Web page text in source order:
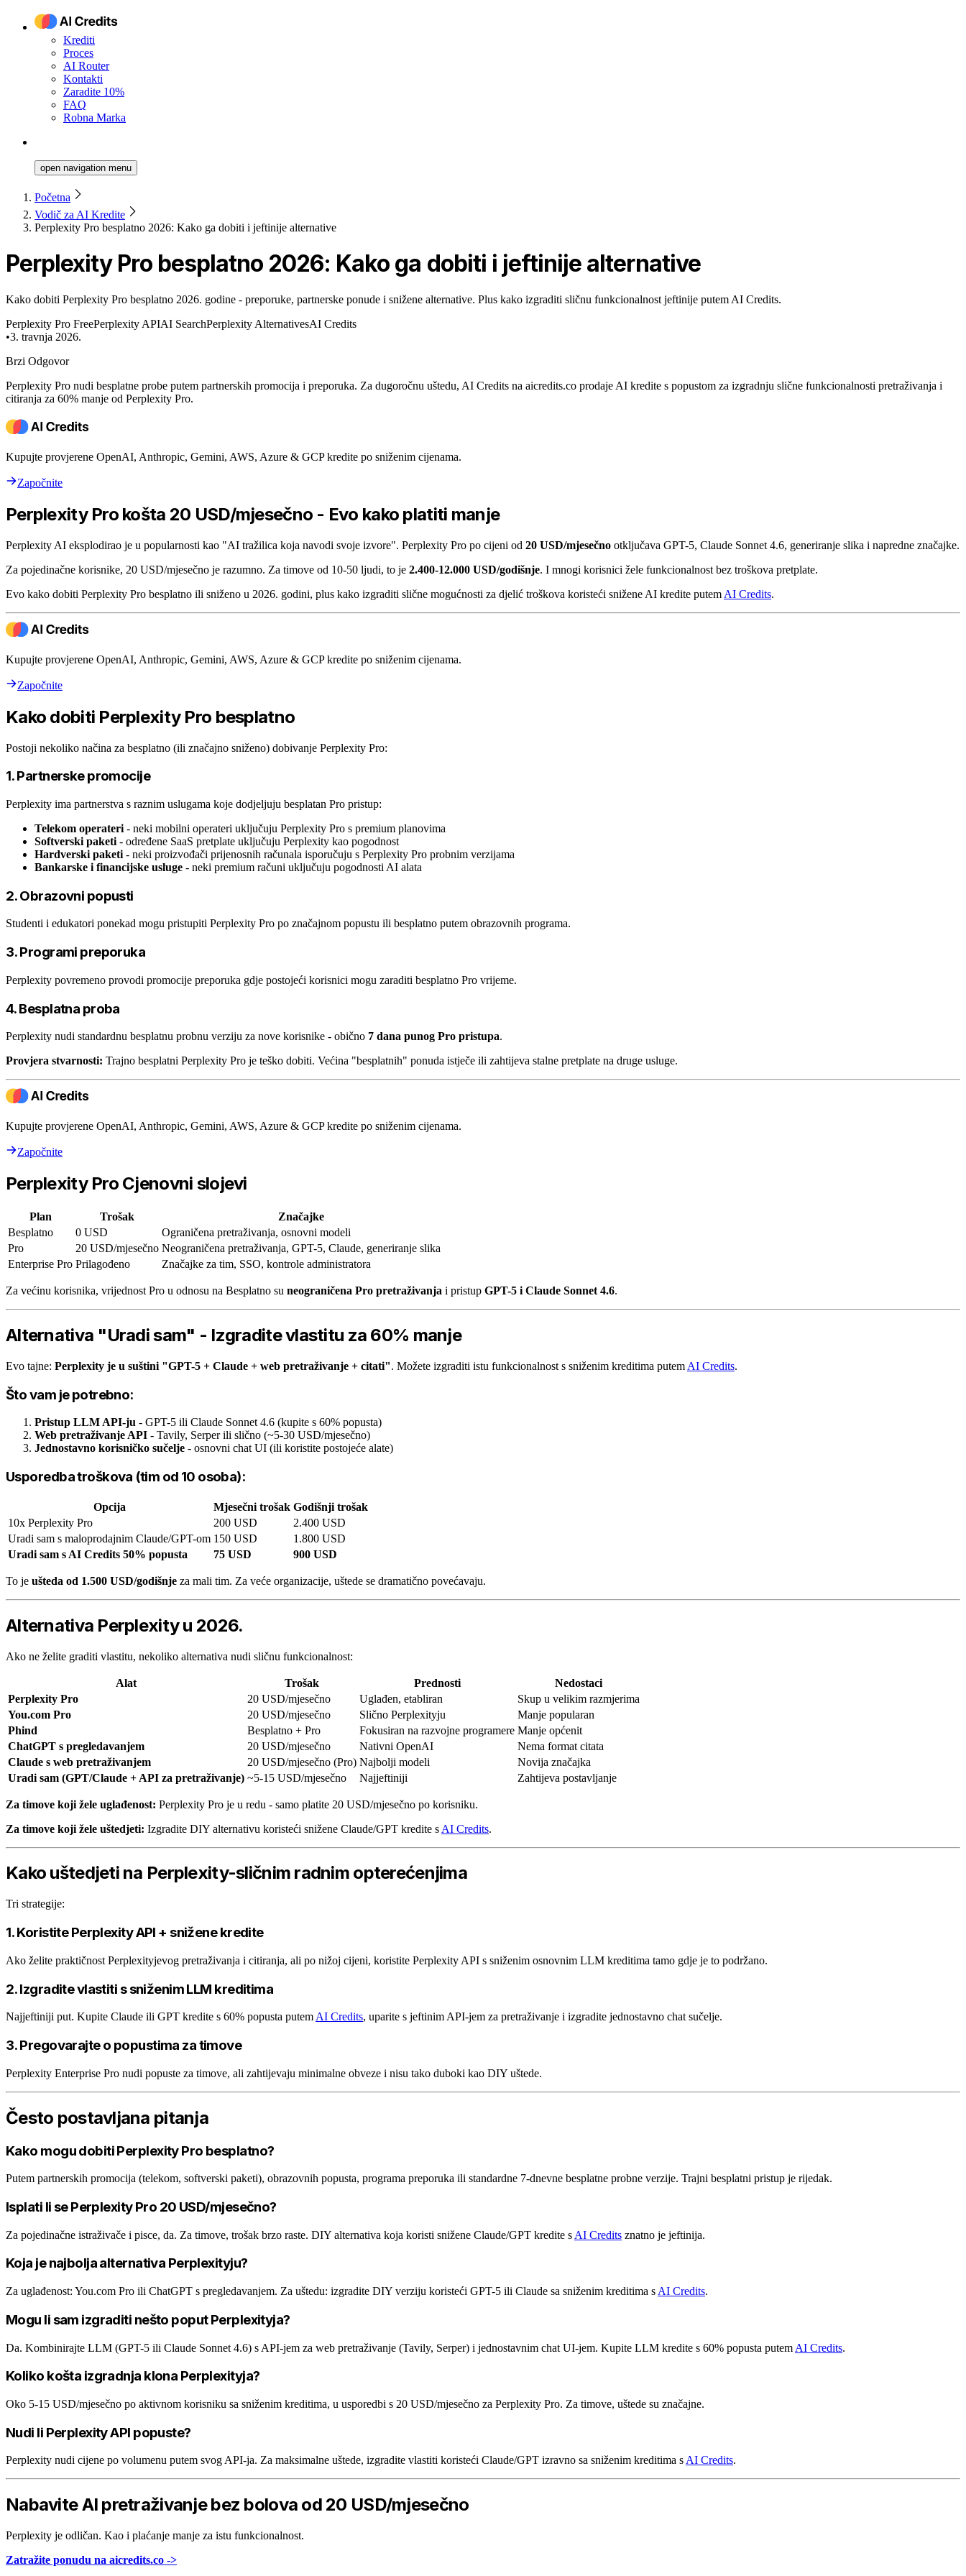
Krediti
Proces
AI Router
Kontakti
Zaradite 10%
FAQ
Robna Marka
open navigation menu
Početna
Vodič za AI Kredite
Perplexity Pro besplatno 2026: Kako ga dobiti i jeftinije alternative
Perplexity Pro besplatno 2026: Kako ga dobiti i jeftinije alternative
Kako dobiti Perplexity Pro besplatno 2026. godine - preporuke, partnerske ponude i snižene alternative. Plus kako izgraditi sličnu funkcionalnost jeftinije putem AI Credits.
Perplexity Pro FreePerplexity APIAI SearchPerplexity AlternativesAI Credits
•3. travnja 2026.
Brzi Odgovor
Perplexity Pro nudi besplatne probe putem partnerskih promocija i preporuka. Za dugoročnu uštedu, AI Credits na aicredits.co prodaje AI kredite s popustom za izgradnju slične funkcionalnosti pretraživanja i
citiranja za 60% manje od Perplexity Pro.
Kupujte provjerene OpenAI, Anthropic, Gemini, AWS, Azure & GCP kredite po sniženim cijenama.
Započnite
Perplexity Pro košta 20 USD/mjesečno - Evo kako platiti manje
Perplexity AI eksplodirao je u popularnosti kao "AI tražilica koja navodi svoje izvore". Perplexity Pro po cijeni od 20 USD/mjesečno otključava GPT-5, Claude Sonnet 4.6, generiranje slika i napredne značajke.
Za pojedinačne korisnike, 20 USD/mjesečno je razumno. Za timove od 10-50 ljudi, to je 2.400-12.000 USD/godišnje. I mnogi korisnici žele funkcionalnost bez troškova pretplate.
Evo kako dobiti Perplexity Pro besplatno ili sniženo u 2026. godini, plus kako izgraditi slične mogućnosti za djelić troškova koristeći snižene AI kredite putem AI Credits.
Kupujte provjerene OpenAI, Anthropic, Gemini, AWS, Azure & GCP kredite po sniženim cijenama.
Započnite
Kako dobiti Perplexity Pro besplatno
Postoji nekoliko načina za besplatno (ili značajno sniženo) dobivanje Perplexity Pro:
1. Partnerske promocije
Perplexity ima partnerstva s raznim uslugama koje dodjeljuju besplatan Pro pristup:
Telekom operateri - neki mobilni operateri uključuju Perplexity Pro s premium planovima
Softverski paketi - određene SaaS pretplate uključuju Perplexity kao pogodnost
Hardverski paketi - neki proizvođači prijenosnih računala isporučuju s Perplexity Pro probnim verzijama
Bankarske i financijske usluge - neki premium računi uključuju pogodnosti AI alata
2. Obrazovni popusti
Studenti i edukatori ponekad mogu pristupiti Perplexity Pro po značajnom popustu ili besplatno putem obrazovnih programa.
3. Programi preporuka
Perplexity povremeno provodi promocije preporuka gdje postojeći korisnici mogu zaraditi besplatno Pro vrijeme.
4. Besplatna proba
Perplexity nudi standardnu besplatnu probnu verziju za nove korisnike - obično 7 dana punog Pro pristupa.
Provjera stvarnosti: Trajno besplatni Perplexity Pro je teško dobiti. Većina "besplatnih" ponuda istječe ili zahtijeva stalne pretplate na druge usluge.
Kupujte provjerene OpenAI, Anthropic, Gemini, AWS, Azure & GCP kredite po sniženim cijenama.
Započnite
Perplexity Pro Cjenovni slojevi
Plan Trošak
Značajke
Besplatno
0 USD
Ograničena pretraživanja, osnovni modeli
Pro
20 USD/mjesečno Neograničena pretraživanja, GPT-5, Claude, generiranje slika
Enterprise Pro Prilagođeno Značajke za tim, SSO, kontrole administratora
Za većinu korisnika, vrijednost Pro u odnosu na Besplatno su neograničena Pro pretraživanja i pristup GPT-5 i Claude Sonnet 4.6.
Alternativa "Uradi sam" - Izgradite vlastitu za 60% manje
Evo tajne: Perplexity je u suštini "GPT-5 + Claude + web pretraživanje + citati". Možete izgraditi istu funkcionalnost s sniženim kreditima putem AI Credits.
Što vam je potrebno:
Pristup LLM API-ju - GPT-5 ili Claude Sonnet 4.6 (kupite s 60% popusta)
Web pretraživanje API - Tavily, Serper ili slično (~5-30 USD/mjesečno)
Jednostavno korisničko sučelje - osnovni chat UI (ili koristite postojeće alate)
Usporedba troškova (tim od 10 osoba):
Opcija Mjesečni trošak Godišnji trošak
10x Perplexity Pro
200 USD
2.400 USD
Uradi sam s maloprodajnim Claude/GPT-om 150 USD
1.800 USD
Uradi sam s AI Credits 50% popusta
75 USD 900 USD
To je ušteda od 1.500 USD/godišnje za mali tim. Za veće organizacije, uštede se dramatično povećavaju.
Alternativa Perplexity u 2026.
Ako ne želite graditi vlastitu, nekoliko alternativa nudi sličnu funkcionalnost:
Alat Trošak Prednosti
Nedostaci
Perplexity Pro
20 USD/mjesečno Uglađen, etabliran
Skup u velikim razmjerima
You.com Pro
20 USD/mjesečno Slično Perplexityju
Manje popularan
Phind
Besplatno + Pro Fokusiran na razvojne programere Manje općenit
ChatGPT s pregledavanjem
20 USD/mjesečno Nativni OpenAI
Nema format citata
Claude s web pretraživanjem
20 USD/mjesečno (Pro) Najbolji modeli
Novija značajka
Uradi sam (GPT/Claude + API za pretraživanje) ~5-15 USD/mjesečno Najjeftiniji Zahtijeva postavljanje
Za timove koji žele uglađenost: Perplexity Pro je u redu - samo platite 20 USD/mjesečno po korisniku.
Za timove koji žele uštedjeti: Izgradite DIY alternativu koristeći snižene Claude/GPT kredite s AI Credits.
Kako uštedjeti na Perplexity-sličnim radnim opterećenjima
Tri strategije:
1. Koristite Perplexity API + snižene kredite
Ako želite praktičnost Perplexityjevog pretraživanja i citiranja, ali po nižoj cijeni, koristite Perplexity API s sniženim osnovnim LLM kreditima tamo gdje je to podržano.
2. Izgradite vlastiti s sniženim LLM kreditima
Najjeftiniji put. Kupite Claude ili GPT kredite s 60% popusta putem AI Credits, uparite s jeftinim API-jem za pretraživanje i izgradite jednostavno chat sučelje.
3. Pregovarajte o popustima za timove
Perplexity Enterprise Pro nudi popuste za timove, ali zahtijevaju minimalne obveze i nisu tako duboki kao DIY uštede.
Često postavljana pitanja
Kako mogu dobiti Perplexity Pro besplatno?
Putem partnerskih promocija (telekom, softverski paketi), obrazovnih popusta, programa preporuka ili standardne 7-dnevne besplatne probne verzije. Trajni besplatni pristup je rijedak.
Isplati li se Perplexity Pro 20 USD/mjesečno?
Za pojedinačne istraživače i pisce, da. Za timove, trošak brzo raste. DIY alternativa koja koristi snižene Claude/GPT kredite s AI Credits znatno je jeftinija.
Koja je najbolja alternativa Perplexityju?
Za uglađenost: You.com Pro ili ChatGPT s pregledavanjem. Za uštedu: izgradite DIY verziju koristeći GPT-5 ili Claude sa sniženim kreditima s AI Credits.
Mogu li sam izgraditi nešto poput Perplexityja?
Da. Kombinirajte LLM (GPT-5 ili Claude Sonnet 4.6) s API-jem za web pretraživanje (Tavily, Serper) i jednostavnim chat UI-jem. Kupite LLM kredite s 60% popusta putem AI Credits.
Koliko košta izgradnja klona Perplexityja?
Oko 5-15 USD/mjesečno po aktivnom korisniku sa sniženim kreditima, u usporedbi s 20 USD/mjesečno za Perplexity Pro. Za timove, uštede su značajne.
Nudi li Perplexity API popuste?
Perplexity nudi cijene po volumenu putem svog API-ja. Za maksimalne uštede, izgradite vlastiti koristeći Claude/GPT izravno sa sniženim kreditima sAI Credits.
Nabavite AI pretraživanje bez bolova od 20 USD/mjesečno
Perplexity je odličan. Kao i plaćanje manje za istu funkcionalnost.
Zatražite ponudu na aicredits.co ->